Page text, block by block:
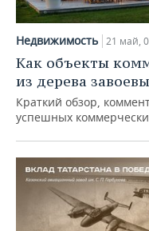
Недвижимость 21 май,
Как объекты
из дерева
Краткий обзор,
успешных